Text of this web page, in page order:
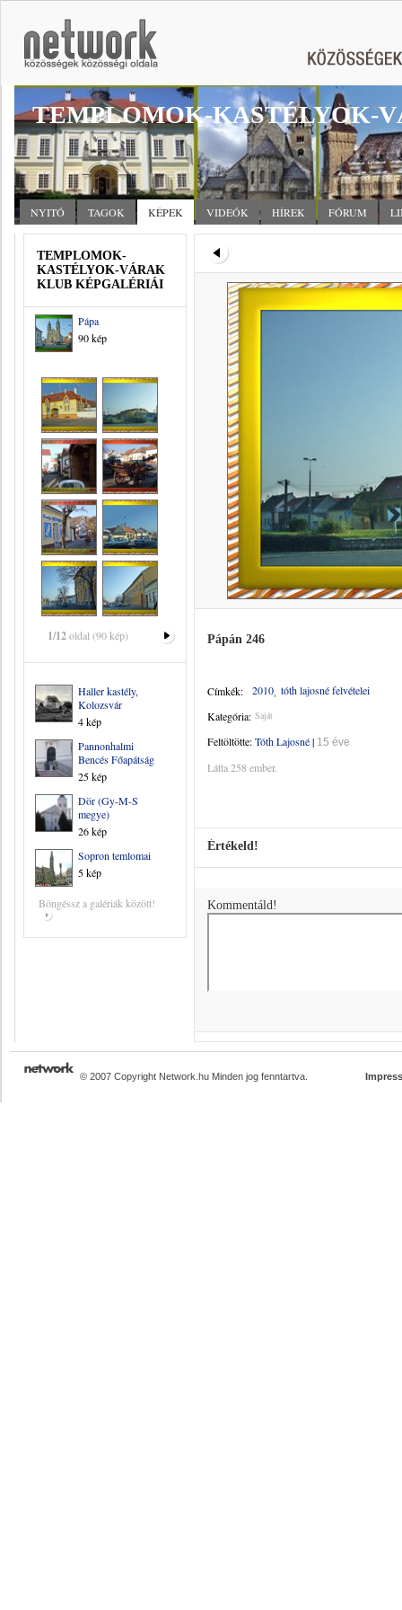
TEMPLOMOK-KASTÉLYOK-
NYITÓ TAGOK KÉPEK VIDEÓK HÍREK FÓRUM
TEMPLOMOK-
KASTÉLYOK-VÁRAK
KLUB KÉPGALÉRIÁI
Pápa
90 kép
1/12oldal (90 kép)
Haller kastély,
Kolozsvár
4 kép
Pannonhalmi
Bencés Főapátság
25 kép
Dör (Gy-M-S
megye)
26 kép
Sopron temlomai
5 kép
Böngéssz a galériák között!
Pápán 246
Címkék: 2010 tóth lajosné felvételei
Kategória: Saját
Feltöltötte:Tóth Lajosné| 15 éve
Látta 258 ember.
Értékeld!
Kommentáld!
© 2007 Copyright Network.hu Minden jog fenntartva.